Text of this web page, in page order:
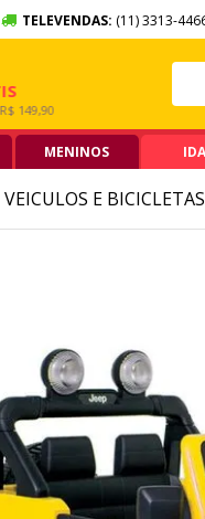
TELEVENDAS: (11) 3313-
5% OFF NO
PIX ACIMA DE R$
MENINOS
E BICICLETAS